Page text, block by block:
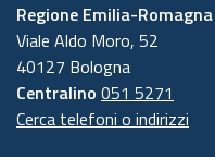
Regione Emilia-Romagna
Viale Aldo Moro, 52
40127 Bologna
Centralino 051 5271
Cerca telefoni o indirizzi